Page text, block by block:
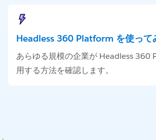
Headless 360 Platform を使って
あらゆる規模の企業が Headless 360
用する方法を確認します。